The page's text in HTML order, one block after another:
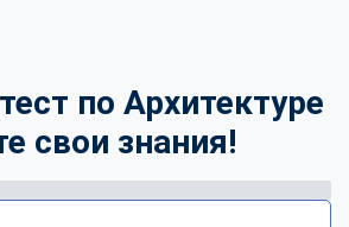
по Архитектуре
свои знания!